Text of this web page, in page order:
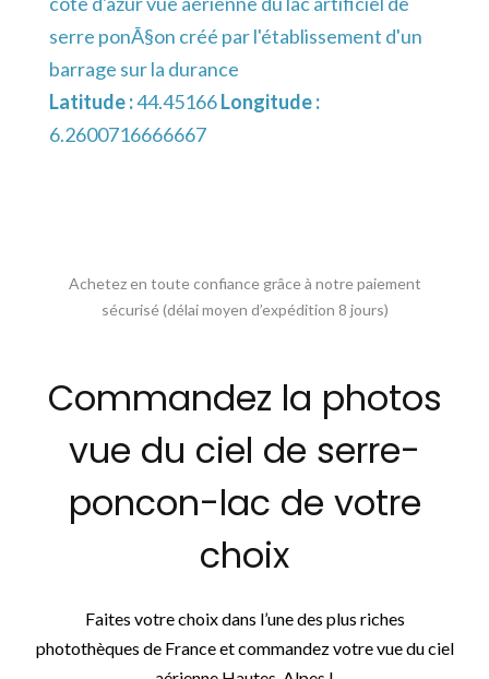
serre ponÃ§on créé par l'établissement d'un
barrage sur la durance
Latitude :44.45166Longitude :
6.2600716666667
Achetez en toute confiance grâce à notre paiement
sécurisé (délai moyen d’expédition 8 jours)
Commandez la photos
vue du ciel de serre-
poncon-lac de votre
choix
Faites votre choix dans l’une des plus riches
photothèques de France et commandez votre vue du ciel